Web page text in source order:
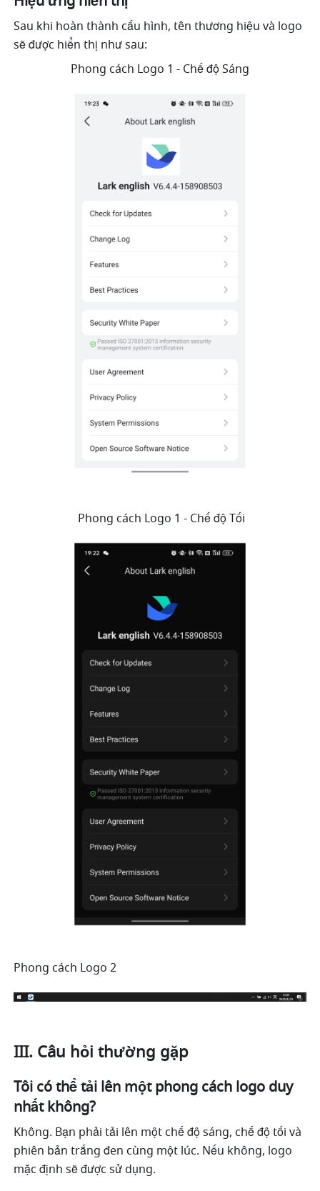
Sau khi hoàn thành cấu hình, tên thương hiệu và logo
sẽ được hiển thị như sau:
Phong cách Logo 1 - Chế độ Sáng
Phong cách Logo 1 - Chế độ Tối
Phong cách Logo 2
III. Câu hỏi thường gặp
Tôi có thể tải lên một phong cách logo duy
nhất không?
Không. Bạn phải tải lên một chế độ sáng, chế độ tối và
phiên bản trắng đen cùng một lúc. Nếu không, logo
mặc định sẽ được sử dụng.